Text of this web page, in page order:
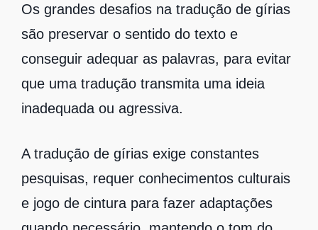
Os grandes desafios na tradução de gírias
são preservar o sentido do texto e
conseguir adequar as palavras, para evitar
que uma tradução transmita uma ideia
inadequada ou agressiva.
A tradução de gírias exige constantes
pesquisas, requer conhecimentos culturais
e jogo de cintura para fazer adaptações